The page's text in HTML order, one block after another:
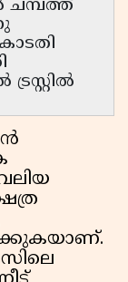
ചമ്പത്ത്